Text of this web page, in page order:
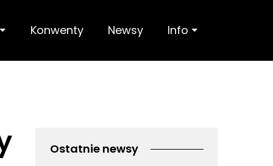
Konwenty Newsy Info ⏷
Ostatnie newsy